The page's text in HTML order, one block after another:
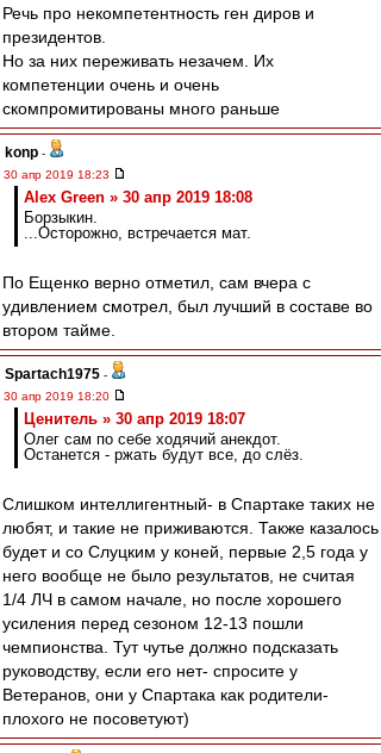
Речь про некомпетентность ген диров и
президентов.
Но за них переживать незачем. Их
компетенции очень и очень
скомпромитированы много раньше
konp -
30 апр 2019 18:23
Alex Green » 30 апр 2019 18:08
Борзыкин.
...Осторожно, встречается мат.
По Ещенко верно отметил, сам вчера с
удивлением смотрел, был лучший в составе во
втором тайме.
Spartach1975 -
30 апр 2019 18:20
Ценитель » 30 апр 2019 18:07
Олег сам по себе ходячий анекдот.
Останется - ржать будут все, до слёз.
Слишком интеллигентный- в Спартаке таких не
любят, и такие не приживаются. Также казалось
будет и со Слуцким у коней, первые 2,5 года у
него вообще не было результатов, не считая
1/4 ЛЧ в самом начале, но после хорошего
усиления перед сезоном 12-13 пошли
чемпионства. Тут чутье должно подсказать
руководству, если его нет- спросите у
Ветеранов, они у Спартака как родители-
плохого не посоветуют)